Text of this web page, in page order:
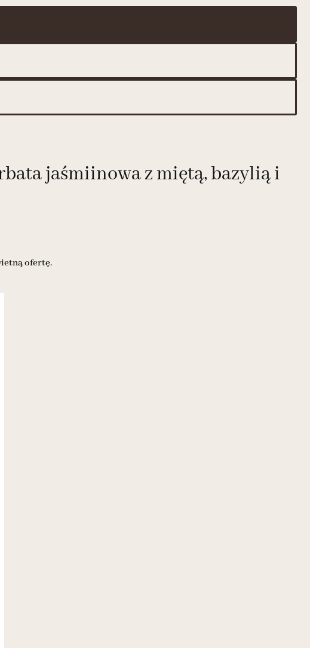
jaśmiinowa z miętą, bazylią i
ofertę.